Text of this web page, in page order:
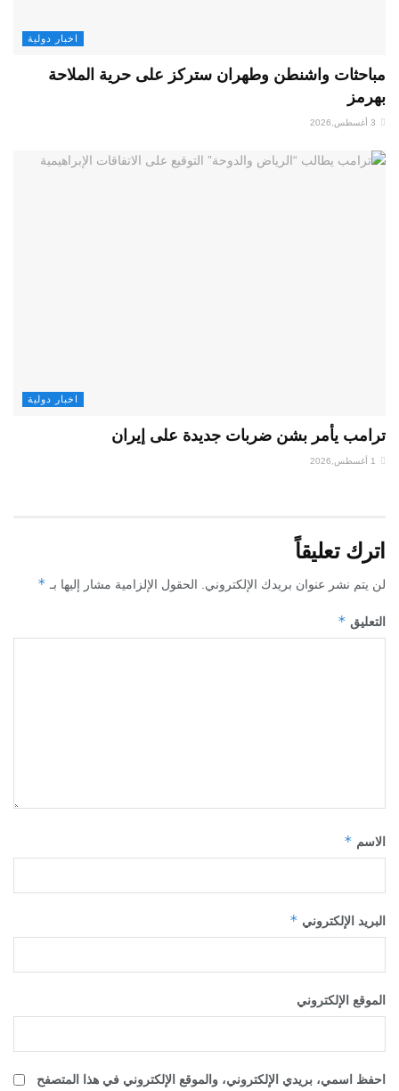
اخبار دولية
مباحثات واشنطن وطهران ستركز على حرية الملاحة
بهرمز
اخبار دولية
ترامب يأمر بشن ضربات جديدة على إيران
اترك تعليقاً
لن يتم نشر عنوان بريدك الإلكتروني. الحقول الإلزامية مشار إليها بـ *
التعليق *
الاسم *
البريد الإلكتروني *
الموقع الإلكتروني
احفظ اسمي، بريدي الإلكتروني، والموقع الإلكتروني في هذا المتصفح